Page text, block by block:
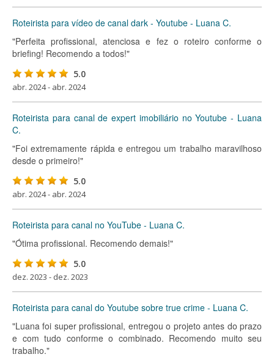
Roteirista para vídeo de canal dark - Youtube - Luana C.
"Perfeita profissional, atenciosa e fez o roteiro conforme o
briefing! Recomendo a todos!"
5.0
abr. 2024 - abr. 2024
Roteirista para canal de expert imobiliário no Youtube - Luana
C.
"Foi extremamente rápida e entregou um trabalho maravilhoso
desde o primeiro!"
5.0
abr. 2024 - abr. 2024
Roteirista para canal no YouTube - Luana C.
"Ótima profissional. Recomendo demais!"
5.0
dez. 2023 - dez. 2023
Roteirista para canal do Youtube sobre true crime - Luana C.
"Luana foi super profissional, entregou o projeto antes do prazo
e com tudo conforme o combinado. Recomendo muito seu
trabalho."